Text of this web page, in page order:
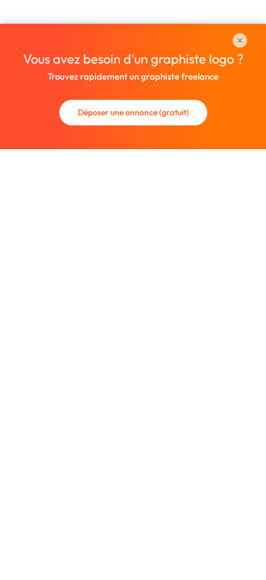
Vous avez besoin d'un graphiste logo ?
Trouvez rapidement un graphiste freelance
Déposer une annonce (gratuit)